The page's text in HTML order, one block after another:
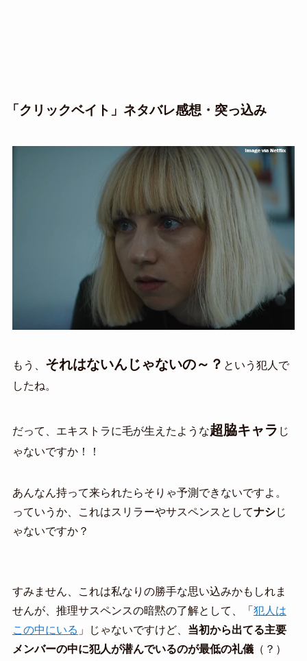
「クリックベイト」ネタバレ感想・突っ込み
もう、 それはないんじゃないの～？ という犯人で
したね。
だって、エキストラに毛が生えたような超脇キャラ じ
ゃないですか！！
あんなん持って来られたらそりゃ予測できないですよ。
っていうか、これはスリラーやサスペンスとしてナシじ
ゃないですか？
すみません、これは私なりの勝手な思い込みかもしれま
せんが、推理サスペンスの暗黙の了解として、「 犯人は
この中にいる 」じゃないですけど、 当初から出てる主要
メンバーの中に犯人が潜んでいるのが最低の礼儀（？）